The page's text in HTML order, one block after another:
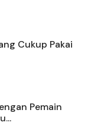
Cukup Pakai
Pemain